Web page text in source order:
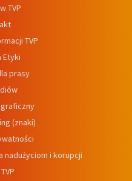
TVP
TVP
Etyki
prasy
(znaki)
nadużyciom i korupcji